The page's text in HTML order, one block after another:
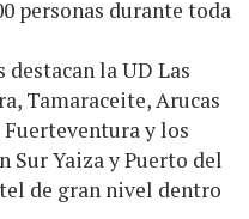
personas durante toda
la UD Las
Tamaraceite, Arucas
Fuerteventura y los
Sur Yaiza y Puerto del
de gran nivel dentro